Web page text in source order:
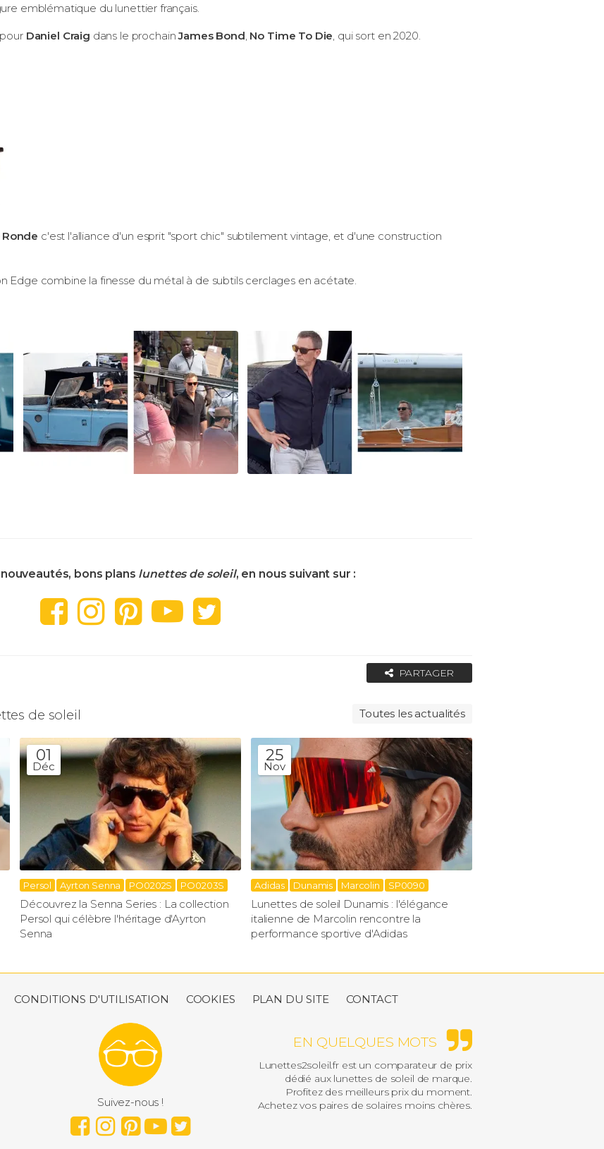
emblématique du lunettier français.
Daniel Craig dans le prochainJames Bond, No Time To Die, qui sort en 2020.
Ronde c'est l'alliance d'un esprit "sport chic" subtilement vintage, et d'une construction
Edge combine la finesse du métal à de subtils cerclages en acétate.
bons plans lunettes de soleil, en nous suivant sur :
PARTAGER
de soleil Toutes les actualités
01
Déc
Persol Ayrton Senna PO0202S PO0203S
Découvrez la Senna Series : La collection
Persol qui célèbre l'héritage d'Ayrton
Senna
25
Nov
Adidas Dunamis Marcolin SP0090
Lunettes de soleil Dunamis : l'élégance
italienne de Marcolin rencontre la
performance sportive d'Adidas
CONDITIONS D'UTILISATION COOKIES PLAN DU SITE CONTACT
EN QUELQUES MOTS
Lunettes2soleil.fr est un comparateur de prix
dédié aux lunettes de soleil de marque.
Profitez des meilleurs prix du moment.
Achetez vos paires de solaires moins chères.
Suivez-nous !